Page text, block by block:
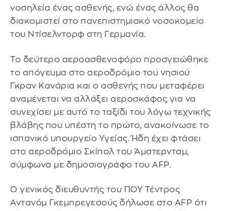
νοσηλεία ένας ασθενής, ενώ ένας άλλος θα
διακομιστεί στο πανεπιστημιακό νοσοκομείο
του Ντίσελντορφ στη Γερμανία.
Το δεύτερο αεροασθενοφόρο προσγειώθηκε
το απόγευμα στο αεροδρόμιο του νησιού
Γκραν Κανάρια και ο ασθενής που μεταφέρει
αναμένεται να αλλάξει αεροσκάφος για να
συνεχίσει με αυτό το ταξίδι του λόγω τεχνικής
βλάβης που υπέστη το πρώτο, ανακοίνωσε το
ισπανικό υπουργείο Υγείας. Ήδη έχει φτάσει
στο αεροδρόμιο Σκίπολ του Άμστερνταμ,
σύμφωνα με δημοσιογράφο του AFP.
Ο γενικός διευθυντής του ΠΟΥ Τέντρος
Αντανόμ Γκεμπρεγεσούς δήλωσε στο AFP ότι